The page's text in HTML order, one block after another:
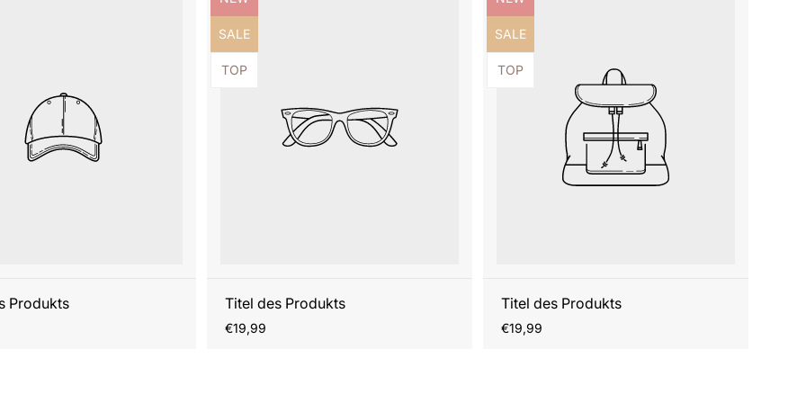
Produkts
Produktbezeichnung:
SALE
Produktbezeichnung:
TOP
Titel des Produkts
Regulärer
€19,99
Produktbezeichnung:
SALE
Produktbezeichnung:
TOP
Titel des Produkts
Regulärer
€19,99